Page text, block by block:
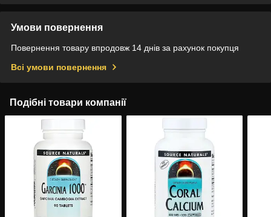
Умови повернення
Повернення товару впродовж 14 днів за рахунок покупця
Всі умови повернення
Подібні товари компанії